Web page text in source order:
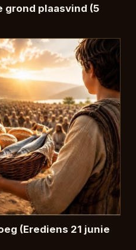
grond plaasvind (5
(Erediens 21 junie